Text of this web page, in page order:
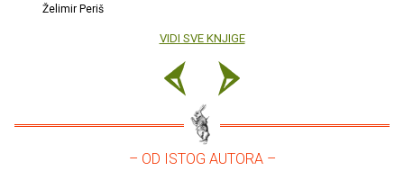
Želimir Periš
VIDI SVE KNJIGE
– OD ISTOG AUTORA –